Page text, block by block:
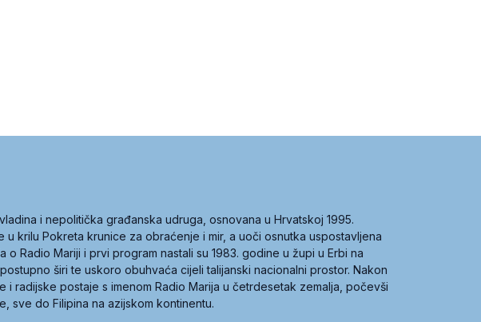
i nepolitička građanska udruga, osnovana u Hrvatskoj 1995.
u krilu Pokreta krunice za obraćenje i mir, a uoči osnutka uspostavljena
o Radio Mariji i prvi program nastali su 1983. godine u župi u Erbi na
širi te uskoro obuhvaća cijeli talijanski nacionalni prostor. Nakon
i radijske postaje s imenom Radio Marija u četrdesetak zemalja, počevši
sve do Filipina na azijskom kontinentu.